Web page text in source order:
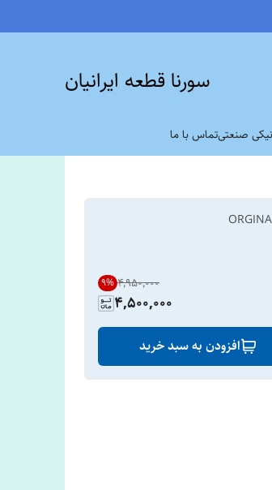
سورنا قطعه ایرانیان
صنعتیتماس با ما
۴٬۹۵۰٬۰۰۰ 9%
4,500,000
افزودن به سبد خرید